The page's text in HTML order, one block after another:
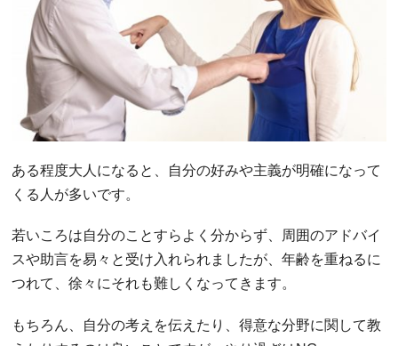
ある程度大人になると、自分の好みや主義が明確になって
くる人が多いです。
若いころは自分のことすらよく分からず、周囲のアドバイ
スや助言を易々と受け入れられましたが、年齢を重ねるに
つれて、徐々にそれも難しくなってきます。
もちろん、自分の考えを伝えたり、得意な分野に関して教